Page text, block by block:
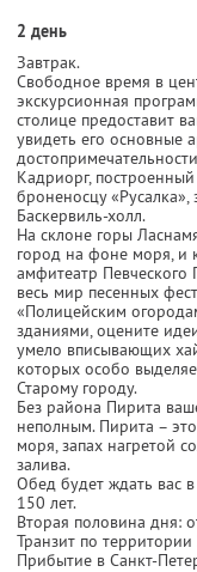
2 день
Завтрак.
Свободное время в
экскурсионная
столице предоставит
увидеть его основные
Кадриорг,
броненосцу
Баскервиль-холл.
На склоне горы
город на фоне моря, и
амфитеатр Певческого
весь мир песенных
«Полицейским
зданиями, оцените
умело вписывающих
которых особо
Старому городу.
Без района Пирита
неполным. Пирита –
моря, запах нагретой
залива.
Обед будет ждать вас
150 лет.
Вторая половина дня:
Транзит по
Прибытие в Санкт-